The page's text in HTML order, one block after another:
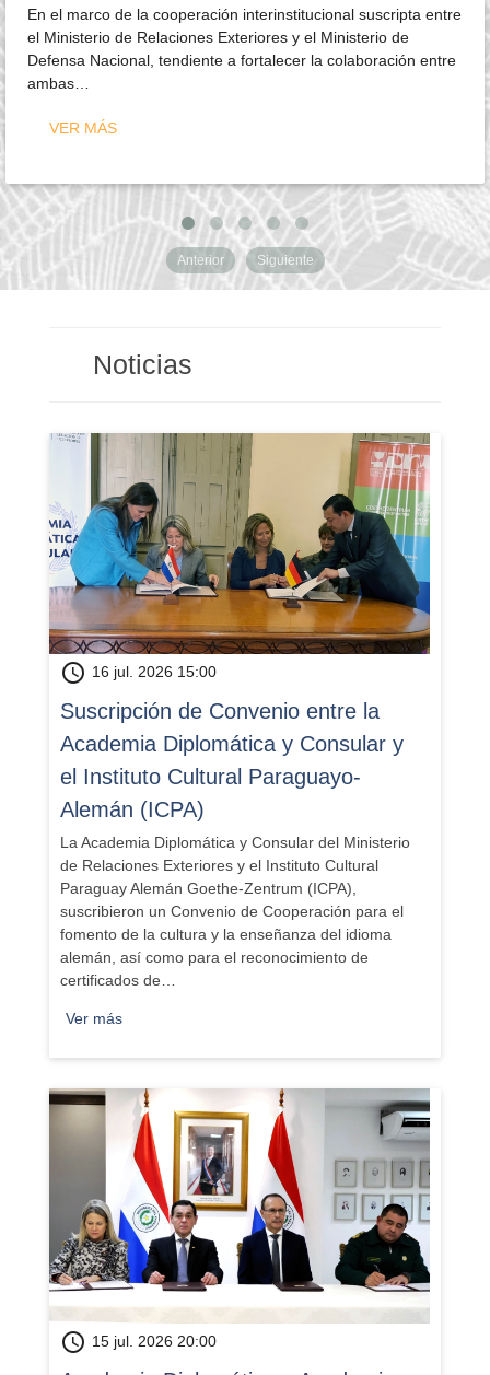
En el marco de la cooperación interinstitucional suscripta entre
el Ministerio de Relaciones Exteriores y el Ministerio de
Defensa Nacional, tendiente a fortalecer la colaboración entre
ambas…
VER MÁS
Anterior Siguiente
Noticias
schedule 16 jul. 2026 15:00
Suscripción de Convenio entre la
Academia Diplomática y Consular y
el Instituto Cultural Paraguayo-
Alemán (ICPA)
La Academia Diplomática y Consular del Ministerio
de Relaciones Exteriores y el Instituto Cultural
Paraguay Alemán Goethe-Zentrum (ICPA),
suscribieron un Convenio de Cooperación para el
fomento de la cultura y la enseñanza del idioma
alemán, así como para el reconocimiento de
certificados de…
Ver más
schedule 15 jul. 2026 20:00